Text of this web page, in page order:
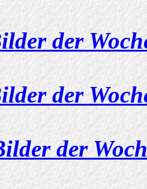
der
der
der